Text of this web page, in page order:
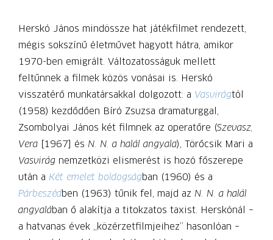
Herskó János mindössze hat játékfilmet rendezett,
mégis sokszínű életművet hagyott hátra, amikor
1970-ben emigrált. Változatosságuk mellett
feltűnnek a filmek közös vonásai is. Herskó
visszatérő munkatársakkal dolgozott: a Vasvirágtól
(1958) kezdődően Bíró Zsuzsa dramaturggal,
Zsombolyai János két filmnek az operatőre (Szevasz,
Vera [1967] és N. N. a halál angyala), Törőcsik Mari a
Vasvirág nemzetközi elismerést is hozó főszerepe
után a Két emelet boldogságban (1960) és a
Párbeszédben (1963) tűnik fel, majd az N. N. a halál
angyalában ő alakítja a titokzatos taxist. Herskónál –
a hatvanas évek „közérzetfilmjeihez” hasonlóan –